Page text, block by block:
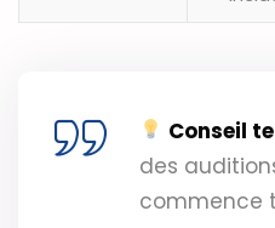
Conseil
des
commence